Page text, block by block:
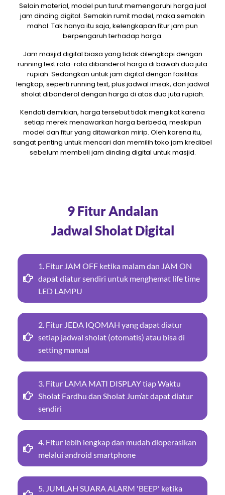
Selain material, model pun turut memengaruhi harga jual
jam dinding digital. Semakin rumit model, maka semakin
mahal. Tak hanya itu saja, kelengkapan fitur jam pun
berpengaruh terhadap harga.
Jam masjid digital biasa yang tidak dilengkapi dengan
running text rata-rata dibanderol harga di bawah dua juta
rupiah. Sedangkan untuk jam digital dengan fasilitas
lengkap, seperti running text, plus jadwal imsak, dan jadwal
sholat dibanderol dengan harga di atas dua juta rupiah.
Kendati demikian, harga tersebut tidak mengikat karena
setiap merek menawarkan harga berbeda, meskipun
model dan fitur yang ditawarkan mirip. Oleh karena itu,
sangat penting untuk mencari dan memilih toko jam kredibel
sebelum membeli jam dinding digital untuk masjid.
9 Fitur Andalan
Jadwal Sholat Digital
1. Fitur JAM OFF ketika malam dan JAM ON
dapat diatur sendiri untuk menghemat life time
LED LAMPU
2. Fitur JEDA IQOMAH yang dapat diatur
setiap jadwal sholat (otomatis) atau bisa di
setting manual
3. Fitur LAMA MATI DISPLAY tiap Waktu
Sholat Fardhu dan Sholat Jum’at dapat diatur
sendiri
4. Fitur lebih lengkap dan mudah dioperasikan
melalui android smartphone
5. JUMLAH SUARA ALARM 'BEEP' ketika